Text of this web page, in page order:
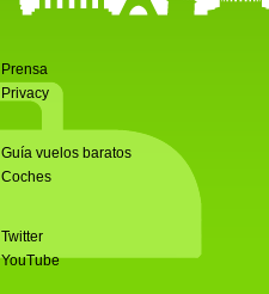
Prensa
Privacy
Guía vuelos baratos
Coches
Twitter
YouTube